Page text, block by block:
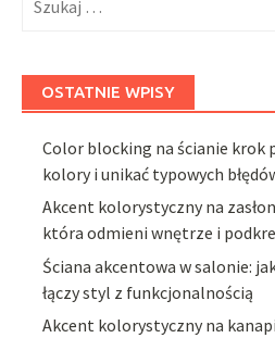
OSTATNIE WPISY
Color blocking na ścianie krok
kolory i unikać typowych
Akcent kolorystyczny na
która odmieni wnętrze i
Ściana akcentowa w salonie:
łączy styl z funkcjonalnością
Akcent kolorystyczny na